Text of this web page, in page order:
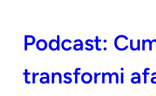
Podcast:
transformi